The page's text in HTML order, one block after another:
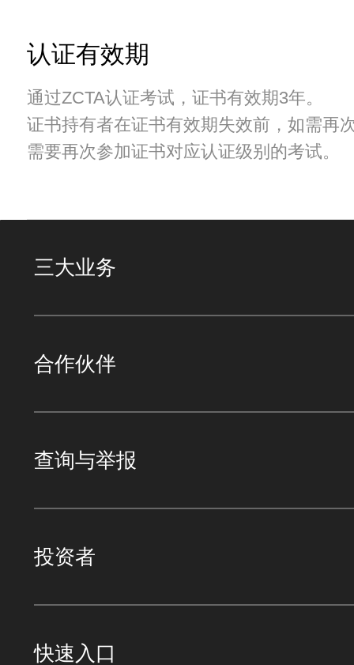
认证有效期
通过ZCTA认证考试，证书有效期3年。
证书持有者在证书有效期失效前，如需再
需要再次参加证书对应认证级别的考试。
三大业务
合作伙伴
查询与举报
投资者
快速入口